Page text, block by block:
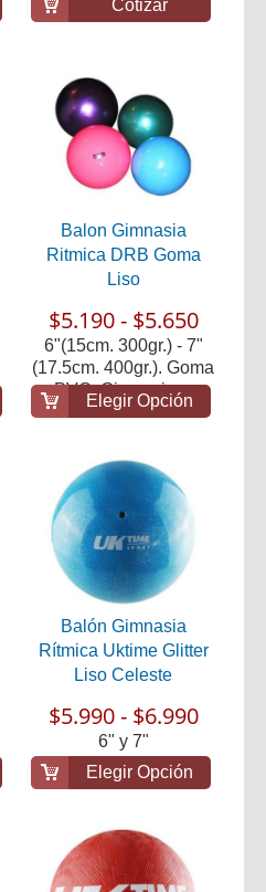
Cotizar
Balon Gimnasia
Ritmica DRB Goma
Liso
$5.190 - $5.650
6"(15cm. 300gr.) - 7"
(17.5cm. 400gr.). Goma
PVC. Gimnasia ...
Elegir Opción
Balón Gimnasia
Rítmica Uktime Glitter
Liso Celeste
$5.990 - $6.990
6" y 7"
Elegir Opción